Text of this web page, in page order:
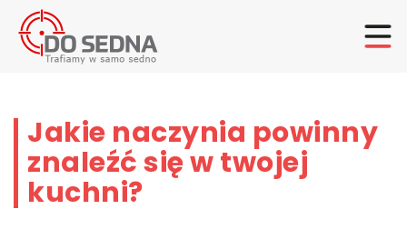
Jakie naczynia powinny
znaleźć się w twojej
kuchni?